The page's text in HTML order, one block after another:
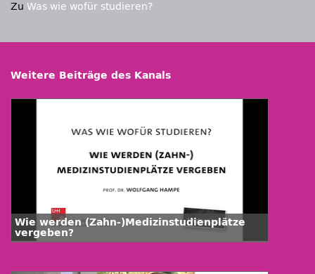
Zu Was wie wofür studieren?
Weitere Beiträge des Kanals
Wie werden (Zahn-)Medizinstudienplätze
vergeben?